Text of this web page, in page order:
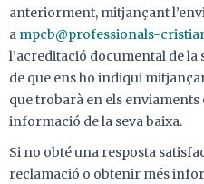
anteriorment, mitjançant
a mpcb@professionals-
l’acreditació documental de la
de que ens ho indiqui
que trobarà en els
informació de la seva baixa.
Si no obté una resposta
reclamació o obtenir més